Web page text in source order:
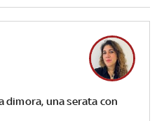
dimora, una serata con